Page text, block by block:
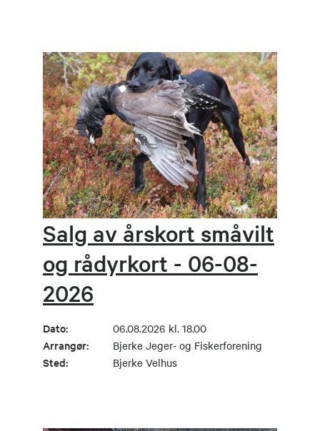
Salg av årskort småvilt
og rådyrkort - 06-08-
2026
Dato: 06.08.2026 kl. 18.00
Arrangør: Bjerke Jeger- og Fiskerforening
Sted: Bjerke Velhus